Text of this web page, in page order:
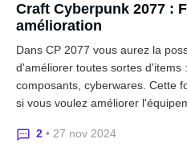
Craft Cyberpunk 2077 :
amélioration
Dans CP 2077 vous aurez la
d'améliorer toutes sortes d'items
composants, cyberwares. Cette
si vous voulez améliorer
2 • 27 nov 2024